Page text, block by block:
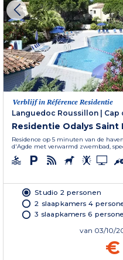
Verblijf in Référence Residentie
Languedoc Roussillon | Cap
Residentie Odalys Saint
Residence op 5 minuten van de
d'Agde met verwarmd zwembad,
Studio 2 personen
2 slaapkamers 4
3 slaapkamers 6
van 03/10/
€